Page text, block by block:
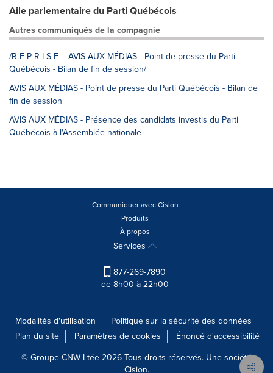
Aile parlementaire du Parti Québécois
Autres communiqués de la compagnie
/R E P R I S E -- AVIS AUX MÉDIAS - Point de presse du Parti
Québécois - Bilan de fin de session/
AVIS AUX MÉDIAS - Point de presse du Parti Québécois - Bilan de
fin de session
AVIS AUX MÉDIAS - Présence des candidats investis du Parti
Québécois à l'Assemblée nationale
Communiquer avec Cision
Produits
À propos
Services
877-269-7890
de 8h00 à 22h00
Modalités d'utilisation
Politique sur la sécurité des données
Plan du site
Paramètres de cookies
Énoncé d'accessibilité
© Groupe CNW Ltée 2026 Tous droits réservés. Une société
Cision.